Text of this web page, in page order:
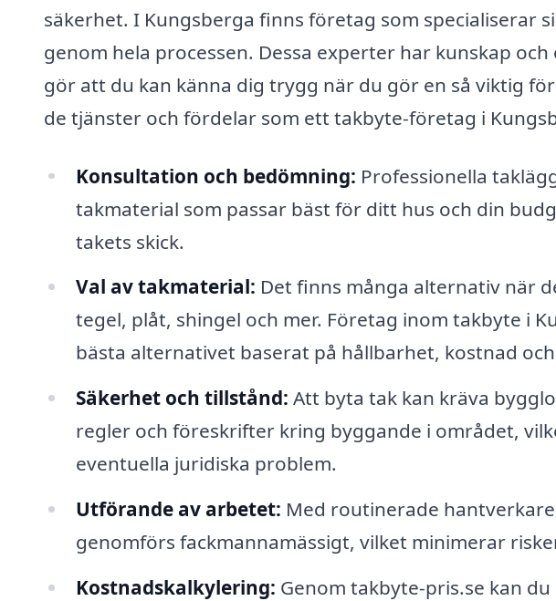
säkerhet. I Kungsberga finns företag som specialiserar
genom hela processen. Dessa experter har kunskap
gör att du kan känna dig trygg när du gör en så viktig
de tjänster och fördelar som ett takbyte-företag i
Konsultation och bedömning: Professionella
takmaterial som passar bäst för ditt hus och din
takets skick.
Val av takmaterial: Det finns många alternativ när
tegel, plåt, shingel och mer. Företag inom takbyte i
bästa alternativet baserat på hållbarhet, kostnad
Säkerhet och tillstånd: Att byta tak kan kräva
regler och föreskrifter kring byggande i området,
eventuella juridiska problem.
Utförande av arbetet: Med routinerade
genomförs fackmannamässigt, vilket minimerar
Kostnadskalkylering: Genom takbyte-pris.se kan